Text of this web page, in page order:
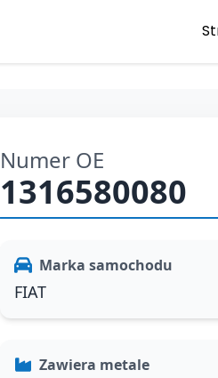
Numer OE
1316580080
Marka samochodu
FIAT
Zawiera metale